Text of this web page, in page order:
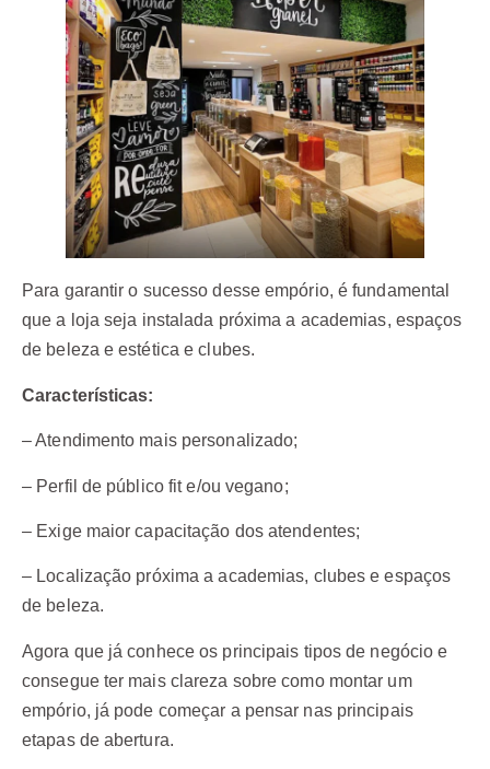
Para garantir o sucesso desse empório, é fundamental
que a loja seja instalada próxima a academias, espaços
de beleza e estética e clubes.
Características:
– Atendimento mais personalizado;
– Perfil de público fit e/ou vegano;
– Exige maior capacitação dos atendentes;
– Localização próxima a academias, clubes e espaços
de beleza.
Agora que já conhece os principais tipos de negócio e
consegue ter mais clareza sobre como montar um
empório, já pode começar a pensar nas principais
etapas de abertura.